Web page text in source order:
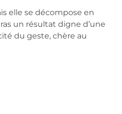
elle se décompose en
un résultat digne d’une
du geste, chère au